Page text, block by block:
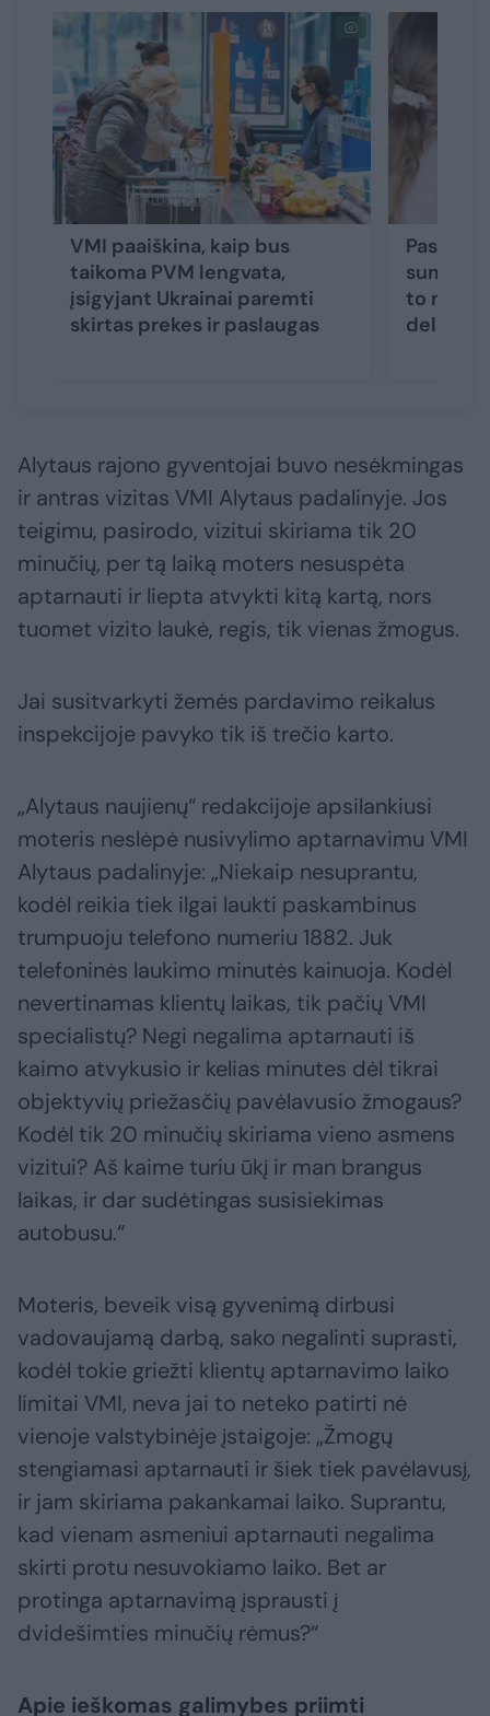
VMI paaiškina, kaip bus
taikoma PVM lengvata,
įsigyjant Ukrainai paremti
skirtas prekes ir paslaugas
to
Alytaus rajono gyventojai buvo nesėkmingas
ir antras vizitas VMI Alytaus padalinyje. Jos
teigimu, pasirodo, vizitui skiriama tik 20
minučių, per tą laiką moters nesuspėta
aptarnauti ir liepta atvykti kitą kartą, nors
tuomet vizito laukė, regis, tik vienas žmogus.
Jai susitvarkyti žemės pardavimo reikalus
inspekcijoje pavyko tik iš trečio karto.
„Alytaus naujienų“ redakcijoje apsilankiusi
moteris neslėpė nusivylimo aptarnavimu VMI
Alytaus padalinyje: „Niekaip nesuprantu,
kodėl reikia tiek ilgai laukti paskambinus
trumpuoju telefono numeriu 1882. Juk
telefoninės laukimo minutės kainuoja. Kodėl
nevertinamas klientų laikas, tik pačių VMI
specialistų? Negi negalima aptarnauti iš
kaimo atvykusio ir kelias minutes dėl tikrai
objektyvių priežasčių pavėlavusio žmogaus?
Kodėl tik 20 minučių skiriama vieno asmens
vizitui? Aš kaime turiu ūkį ir man brangus
laikas, ir dar sudėtingas susisiekimas
autobusu.“
Moteris, beveik visą gyvenimą dirbusi
vadovaujamą darbą, sako negalinti suprasti,
kodėl tokie griežti klientų aptarnavimo laiko
limitai VMI, neva jai to neteko patirti nė
vienoje valstybinėje įstaigoje: „Žmogų
stengiamasi aptarnauti ir šiek tiek pavėlavusį,
ir jam skiriama pakankamai laiko. Suprantu,
kad vienam asmeniui aptarnauti negalima
skirti protu nesuvokiamo laiko. Bet ar
protinga aptarnavimą įsprausti į
dvidešimties minučių rėmus?“
Apie ieškomas galimybes priimti